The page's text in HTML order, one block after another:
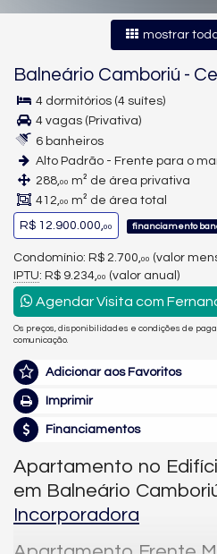
mostrar
Balneário Camboriú -
4 dormitórios (4 suítes)
4 vagas (Privativa)
6 banheiros
Alto Padrão - Frente para o
288,00 m² de área privativa
412,00 m² de área total
R$ 12.900.000,00 financiamento
Condomínio: R$ 2.700, 00 (valor
IPTU: R$ 9.234, 00 (valor anual)
Agendar Visita com
Os preços, disponibilidades e condições de
comunicação.
Adicionar aos Favoritos
Imprimir
Financiamentos
Apartamento no
em Balneário
Incorporadora